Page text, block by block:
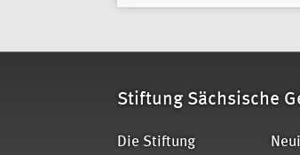
Stiftung Sächsische
Die Stiftung